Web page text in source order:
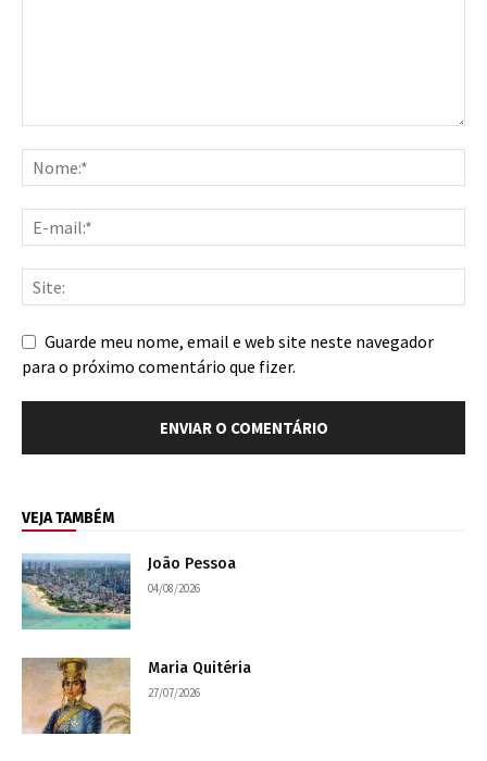
Guarde meu nome, email e web site neste navegador
para o próximo comentário que fizer.
VEJA TAMBÉM
João Pessoa
04/08/2026
Maria Quitéria
27/07/2026